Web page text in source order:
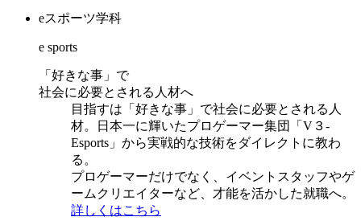
eスポーツ学科
e sports
「好きな事」で
社会に必要とされる人材へ
目指すは「好きな事」で社会に必要とされる人
材。日本一に輝いたプロゲーマー集団「V３-
Esports」から実戦的な技術をダイレクトに教わ
る。
プロゲーマーだけでなく、イベントスタッフやゲ
ームクリエイターなど、才能を活かした就職へ。
詳しくはこちら